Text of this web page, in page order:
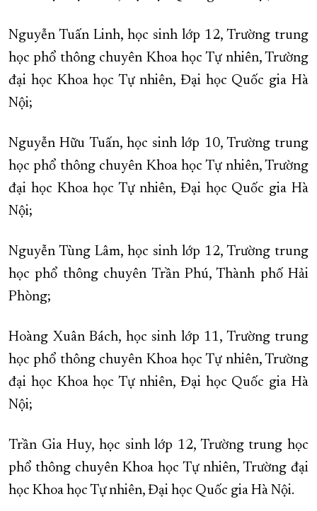
Nguyễn Tuấn Linh, học sinh lớp 12, Trường trung
học phổ thông chuyên Khoa học Tự nhiên, Trường
đại học Khoa học Tự nhiên, Đại học Quốc gia Hà
Nội;
Nguyễn Hữu Tuấn, học sinh lớp 10, Trường trung
học phổ thông chuyên Khoa học Tự nhiên, Trường
đại học Khoa học Tự nhiên, Đại học Quốc gia Hà
Nội;
Nguyễn Tùng Lâm, học sinh lớp 12, Trường trung
học phổ thông chuyên Trần Phú, Thành phố Hải
Phòng;
Hoàng Xuân Bách, học sinh lớp 11, Trường trung
học phổ thông chuyên Khoa học Tự nhiên, Trường
đại học Khoa học Tự nhiên, Đại học Quốc gia Hà
Nội;
Trần Gia Huy, học sinh lớp 12, Trường trung học
phổ thông chuyên Khoa học Tự nhiên, Trường đại
học Khoa học Tự nhiên, Đại học Quốc gia Hà Nội.